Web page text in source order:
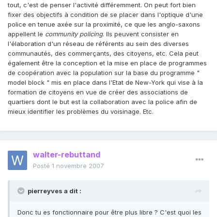
tout, c'est de penser l'activité différemment. On peut fort bien
fixer des objectifs à condition de se placer dans l'optique d'une
police en tenue axée sur la proximité, ce que les anglo-saxons
appellent le community policing. Ils peuvent consister en
l'élaboration d'un réseau de référents au sein des diverses
communautés, des commerçants, des citoyens, etc. Cela peut
également être la conception et la mise en place de programmes
de coopération avec la population sur la base du programme "
model block " mis en place dans l'Etat de New-York qui vise à la
formation de citoyens en vue de créer des associations de
quartiers dont le but est la collaboration avec la police afin de
mieux identifier les problèmes du voisinage. Etc.
walter-rebuttand
Posté 1 novembre 2007
pierreyves a dit :
Donc tu es fonctionnaire pour être plus libre ? C'est quoi les